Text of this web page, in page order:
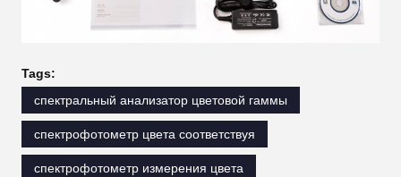
Tags:
спектральный анализатор цветовой гаммы
спектрофотометр цвета соответствуя
спектрофотометр измерения цвета